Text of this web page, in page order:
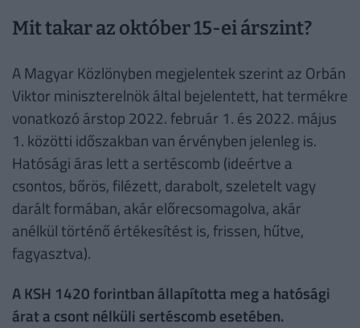
Mit takar az október 15-ei árszint?
A Magyar Közlönyben megjelentek szerint az Orbán
Viktor miniszterelnök által bejelentett, hat termékre
vonatkozó árstop 2022. február 1. és 2022. május
1. közötti időszakban van érvényben jelenleg is.
Hatósági áras lett a sertéscomb (ideértve a
csontos, bőrös, filézett, darabolt, szeletelt vagy
darált formában, akár előrecsomagolva, akár
anélkül történő értékesítést is, frissen, hűtve,
fagyasztva).
A KSH 1420 forintban állapította meg a hatósági
árat a csont nélküli sertéscomb esetében.